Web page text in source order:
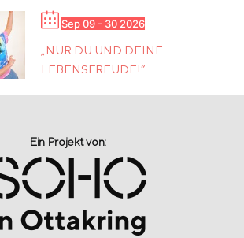
Sep 09 - 30 2026
„NUR DU UND DEINE
LEBENSFREUDE!“
Ein Projekt von:​